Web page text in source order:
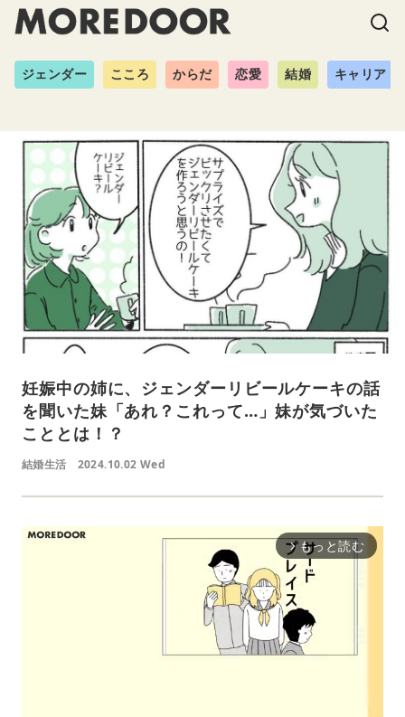
ジェンダー こころ からだ 恋愛 結婚 キャリア
妊娠中の姉に、ジェンダーリビールケーキの話
を聞いた妹「あれ？これって…」妹が気づいた
こととは！？
結婚生活 2024.10.02 Wed
arrow_forward_ios もっと読む